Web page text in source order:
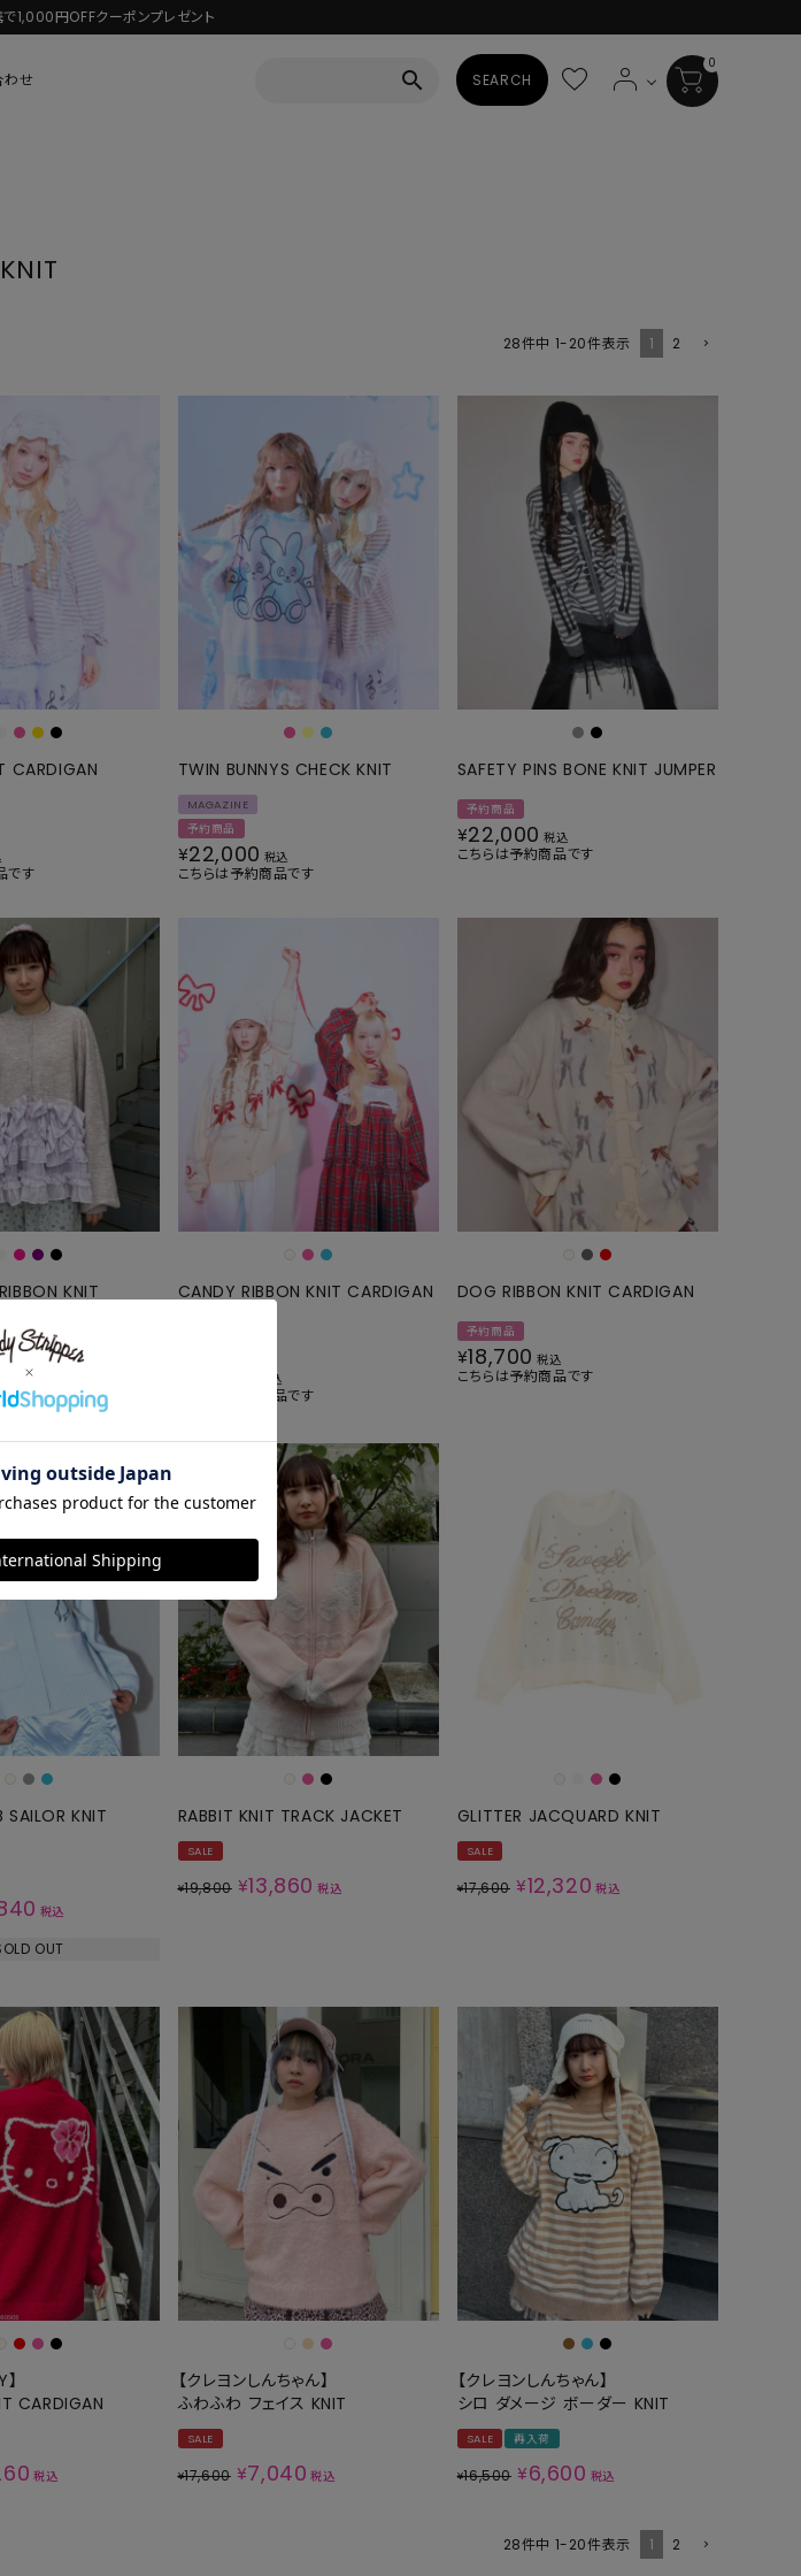
1,000円OFFクーポンプレゼント
JACKET
SKIRT
ALL
ALL
はぴだんぶい
ダンダダン
わせ search SEARCH
0
KNIT
28件中 1-20件表示 1 2
CARDIGAN
です
TWIN BUNNYS CHECK KNIT
MAGAZINE
予約商品
¥22,000 税込
こちらは予約商品です
SAFETY PINS BONE KNIT JUMPER
予約商品
¥22,000 税込
こちらは予約商品です
KNIT
です
CANDY RIBBON KNIT CARDIGAN
税込
こちらは予約商品です
DOG RIBBON KNIT CARDIGAN
予約商品
¥18,700 税込
こちらは予約商品です
SAILOR KNIT
税込
OUT
RABBIT KNIT TRACK JACKET
SALE
¥19,800 ¥13,860 税込
GLITTER JACQUARD KNIT
SALE
¥17,600 ¥12,320 税込
CARDIGAN
税込
【クレヨンしんちゃん】
ふわふわ フェイス KNIT
SALE
¥17,600 ¥7,040 税込
【クレヨンしんちゃん】
シロ ダメージ ボーダー KNIT
SALE 再入荷
¥16,500 ¥6,600 税込
28件中 1-20件表示 1 2